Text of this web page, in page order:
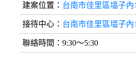
建案位置： 台南市佳里區塭子內
接待中心： 台南市佳里區塭子內
聯絡時間：9:30～5:30